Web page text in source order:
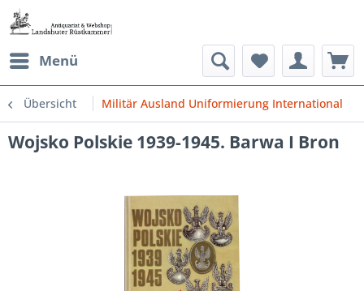
Menü
Übersicht Militär Ausland Uniformierung International
Wojsko Polskie 1939-1945. Barwa I Bron